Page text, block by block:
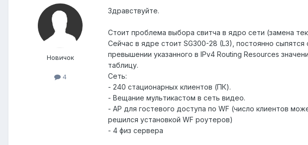
Новичок
4
Здравствуйте.
Стоит проблема выбора свитча в ядро сети (замена
Сейчас в ядре стоит SG300-28 (L3), постоянно
превышении указанного в IPv4 Routing Resources
таблицу.
Сеть:
- 240 стационарных клиентов (ПК).
- Вещание мультикастом в сеть видео.
- АР для гостевого доступа по WF (число клиентов
решился установкой WF роутеров)
- 4 физ сервера